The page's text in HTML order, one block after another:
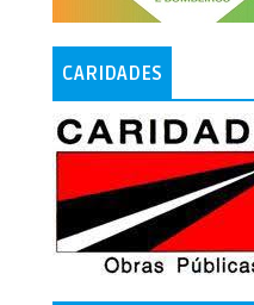
CARIDADES